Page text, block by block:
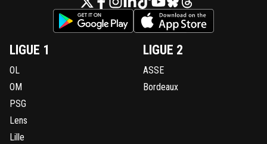
LIGUE 1
OL
OM
PSG
Lens
Lille
LIGUE 2
ASSE
Bordeaux